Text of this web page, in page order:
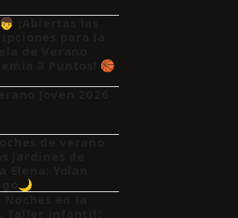
¡Abiertas las
3 Puntos! 🏀
Joven 2026
de verano
Noches en la